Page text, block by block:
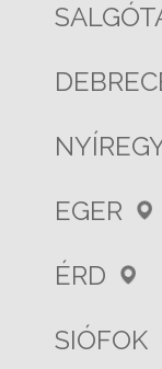
EGER
ÉRD
SIÓFOK